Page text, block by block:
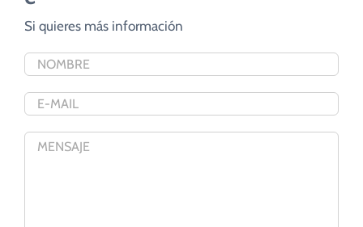
Si quieres más información